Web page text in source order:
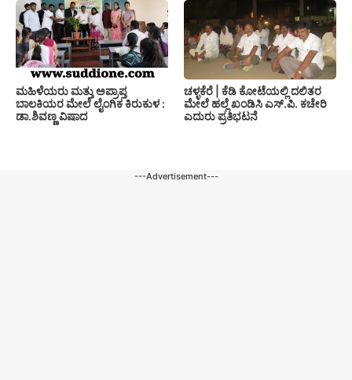
ಮಹಿಳೆಯರು ಮತ್ತು ಅಪ್ರಾಪ್ತ
ಬಾಲಕಿಯರ ಮೇಲೆ ಲೈಂಗಿಕ ಕಿರುಕುಳ :
ಡಾ.ಶಿವಣ್ಣ ವಿಷಾದ
ಚಳ್ಳಕೆರೆ | ಕೆಡಿ ಕೋಟೆಯಲ್ಲಿ ದಲಿತರ
ಮೇಲೆ ಹಲ್ಲೆ ಖಂಡಿಸಿ ಎಸ್.ಪಿ. ಕಚೇರಿ
ಎದುರು ಪ್ರತಿಭಟನೆ
---Advertisement---